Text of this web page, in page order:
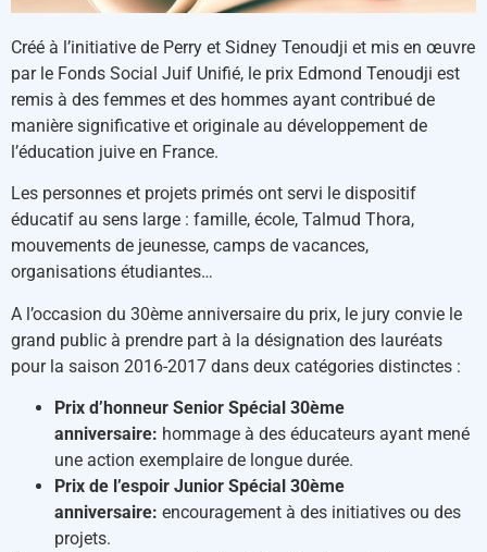
Créé à l’initiative de Perry et Sidney Tenoudji et mis en œuvre
par le Fonds Social Juif Unifié, le prix Edmond Tenoudji est
remis à des femmes et des hommes ayant contribué de
manière significative et originale au développement de
l’éducation juive en France.
Les personnes et projets primés ont servi le dispositif
éducatif au sens large : famille, école, Talmud Thora,
mouvements de jeunesse, camps de vacances,
organisations étudiantes…
A l’occasion du 30ème anniversaire du prix, le jury convie le
grand public à prendre part à la désignation des lauréats
pour la saison 2016-2017 dans deux catégories distinctes :
Prix d’honneur Senior Spécial 30ème
anniversaire: hommage à des éducateurs ayant mené
une action exemplaire de longue durée.
Prix de l’espoir Junior Spécial 30ème
anniversaire: encouragement à des initiatives ou des
projets.